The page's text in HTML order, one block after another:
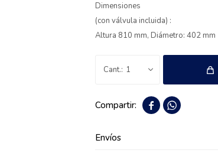
Dimensiones
(con válvula incluida) :
Altura 810 mm, Diámetro: 402 mm
1
 
Envíos